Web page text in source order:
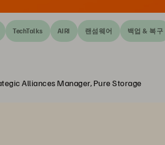
TechTalks AIRI 랜섬웨어 백업 & 복구
Alliances Manager, Pure Storage